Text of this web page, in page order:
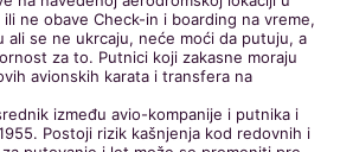
ne obave Check-in i boarding na vreme,
ali se ne ukrcaju, neće moći da putuju, a
za to. Putnici koji zakasne moraju
avionskih karata i transfera na
između avio-kompanije i putnika i
Postoji rizik kašnjenja kod redovnih i